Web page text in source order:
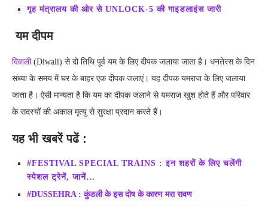
गृह मंत्रालय की ओर से UNLOCK-5 की गाइडलाइंस जारी
यम दीपम
दिवाली(Diwali) से दो तिथि पूर्व यम के लिए दीपक जलाया जाता है। धनतेरस के दिन
संध्या के समय में घर के बाहर एक दीपक जलाएं। यह दीपक यमराज के लिए जलाया
जाता है। ऐसी मान्यता है कि यम का दीपक जलाने से यमराज खुश होते हैं और परिवार
के सदस्यों की अकाल मृत्यु से सुरक्षा प्रदान करते हैं।
यह भी खबरें पढें :
#FESTIVAL SPECIAL TRAINS : इन शहरों के लिए चलेंगी
स्पेशल ट्रेनें, जानें…
#DUSSEHRA : कुंडली के इस दोष के कारण मरा रावण